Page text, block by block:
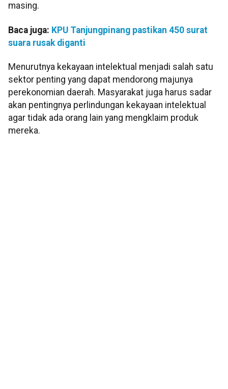
masing.
Baca juga: KPU Tanjungpinang pastikan 450 surat
suara rusak diganti
Menurutnya kekayaan intelektual menjadi salah satu
sektor penting yang dapat mendorong majunya
perekonomian daerah. Masyarakat juga harus sadar
akan pentingnya perlindungan kekayaan intelektual
agar tidak ada orang lain yang mengklaim produk
mereka.